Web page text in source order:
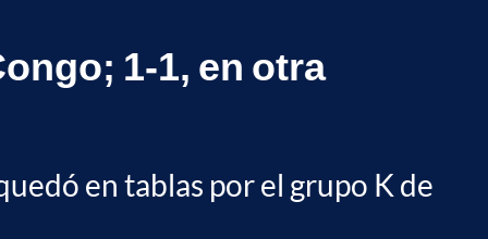
1-1, en otra
en tablas por el grupo K de